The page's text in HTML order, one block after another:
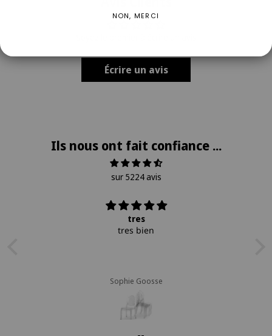
Écrire un avis
Ils nous ont fait confiance ...
sur 5224 avis
tres
tres bien
Sophie Goosse
NON, MERCI